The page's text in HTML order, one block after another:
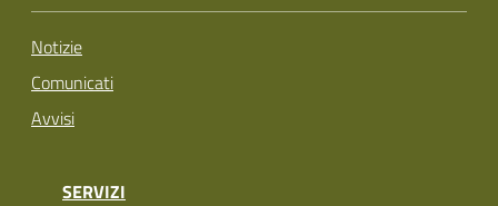
Notizie
Comunicati
Avvisi
SERVIZI